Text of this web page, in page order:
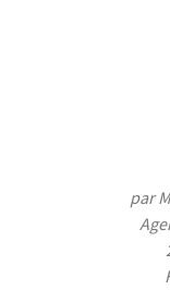
par